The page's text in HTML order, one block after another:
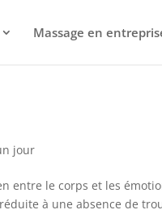
Massage en
jour
entre le corps et les
à une absence de